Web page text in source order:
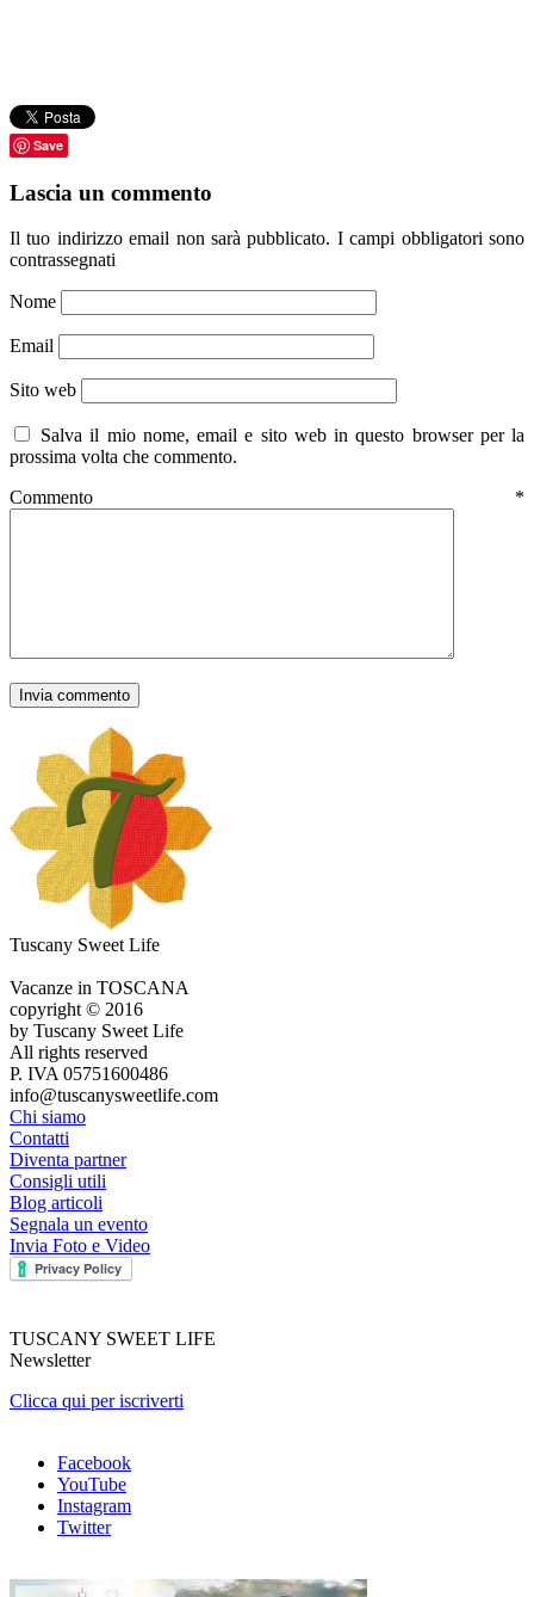
Save
Lascia un commento
Il tuo indirizzo email non sarà pubblicato. I campi obbligatori sono
contrassegnati
Nome
Email
Sito web
Salva il mio nome, email e sito web in questo browser per la
prossima volta che commento.
Commento *
Tuscany Sweet Life
Vacanze in TOSCANA
copyright © 2016
by Tuscany Sweet Life
All rights reserved
P. IVA 05751600486
info@tuscanysweetlife.com
Chi siamo
Contatti
Diventa partner
Consigli utili
Blog articoli
Segnala un evento
Invia Foto e Video
TUSCANY SWEET LIFE
Newsletter
Clicca qui per iscriverti
Facebook
YouTube
Instagram
Twitter